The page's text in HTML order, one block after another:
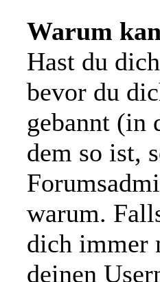
Warum
Hast du
bevor du
gebannt (in
dem so ist,
warum.
dich immer
deinen